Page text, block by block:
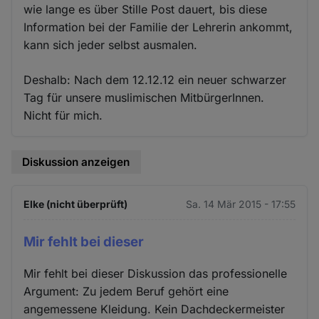
wie lange es über Stille Post dauert, bis diese
Information bei der Familie der Lehrerin ankommt,
kann sich jeder selbst ausmalen.
Deshalb: Nach dem 12.12.12 ein neuer schwarzer
Tag für unsere muslimischen MitbürgerInnen.
Nicht für mich.
Diskussion anzeigen
Elke (nicht überprüft) Sa. 14 Mär 2015 - 17:55
Mir fehlt bei dieser
Mir fehlt bei dieser Diskussion das professionelle
Argument: Zu jedem Beruf gehört eine
angemessene Kleidung. Kein Dachdeckermeister